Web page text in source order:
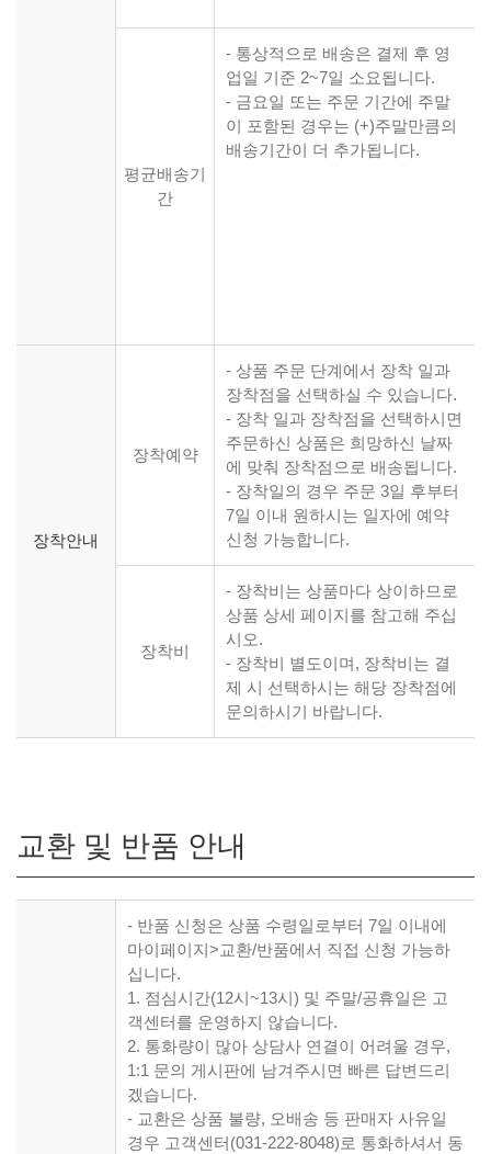
평균배송기
간
- 통상적으로 배송은 결제 후 영
업일 기준 2~7일 소요됩니다.
- 금요일 또는 주문 기간에 주말
이 포함된 경우는 (+)주말만큼의
배송기간이 더 추가됩니다.
장착안내
장착예약
- 상품 주문 단계에서 장착 일과
장착점을 선택하실 수 있습니다.
- 장착 일과 장착점을 선택하시면
주문하신 상품은 희망하신 날짜
에 맞춰 장착점으로 배송됩니다.
- 장착일의 경우 주문 3일 후부터
7일 이내 원하시는 일자에 예약
신청 가능합니다.
장착비
- 장착비는 상품마다 상이하므로
상품 상세 페이지를 참고해 주십
시오.
- 장착비 별도이며, 장착비는 결
제 시 선택하시는 해당 장착점에
문의하시기 바랍니다.
교환 및 반품 안내
- 반품 신청은 상품 수령일로부터 7일 이내에
마이페이지>교환/반품에서 직접 신청 가능하
십니다.
1. 점심시간(12시~13시) 및 주말/공휴일은 고
객센터를 운영하지 않습니다.
2. 통화량이 많아 상담사 연결이 어려울 경우,
1:1 문의 게시판에 남겨주시면 빠른 답변드리
겠습니다.
- 교환은 상품 불량, 오배송 등 판매자 사유일
경우 고객센터(031-222-8048)로 통화하셔서 동